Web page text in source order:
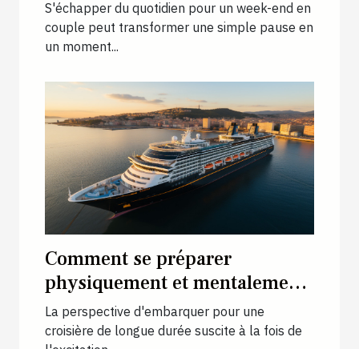
escapade romantique unique
S'échapper du quotidien pour un week-end en
couple peut transformer une simple pause en
un moment...
Comment se préparer
physiquement et mentalement
pour une croisière longue
durée
La perspective d'embarquer pour une
croisière de longue durée suscite à la fois de